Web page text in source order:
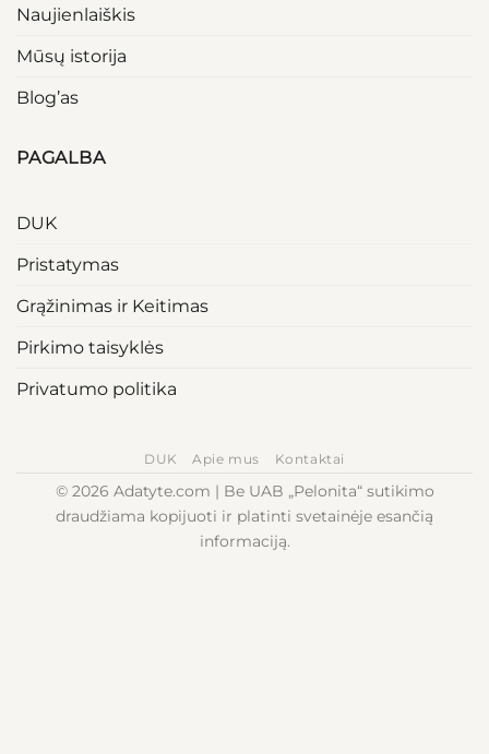
Naujienlaiškis
Mūsų istorija
Blog’as
PAGALBA
DUK
Pristatymas
Grąžinimas ir Keitimas
Pirkimo taisyklės
Privatumo politika
DUK Apie mus Kontaktai
© 2026 Adatyte.com | Be UAB „Pelonita“ sutikimo
draudžiama kopijuoti ir platinti svetainėje esančią
informaciją.